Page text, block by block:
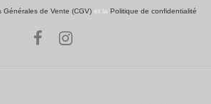
Générales de Vente (CGV)et la Politique de confidentialité